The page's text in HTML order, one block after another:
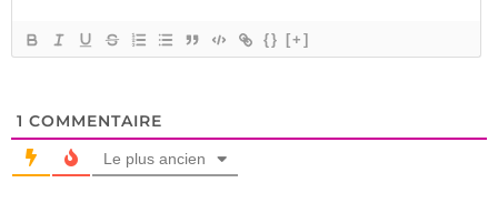
{} [+]
1 COMMENTAIRE
Le plus ancien